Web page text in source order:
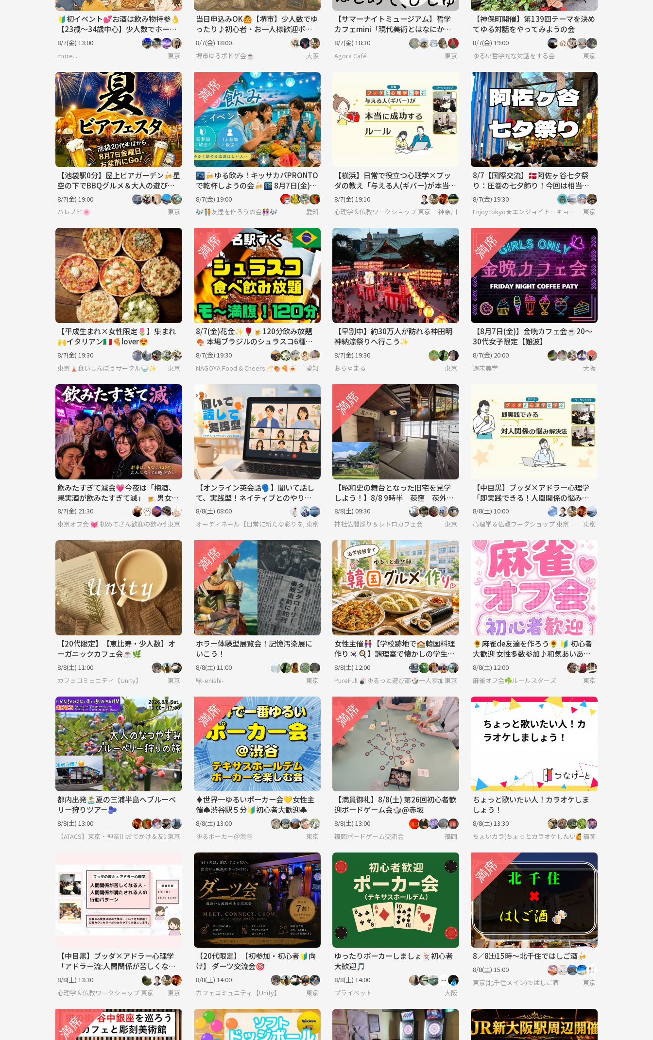
🔰初イベント💕お酒は飲み物持参👌
【23歳～34歳中心】少人数でホーム
パーティーという名のランチ会😋🍴
🎉
8/7(金) 13:00
more...
東京
当日申込みOK🙆【堺市】少人数でゆ
ったり♪初心者・お一人様歓迎ボド
ゲ会
8/7(金) 18:00
堺市ゆるボドゲ会☕️
大阪
【サマーナイトミュージアム】哲学
カフェmini「現代美術とはなにか」
@東京現代美術館※年齢制限有
8/7(金) 18:30
Agora Café
東京
【神保町開催】第139回テーマを決め
てゆる対話をやってみようの会
8/7(金) 19:00
ゆるい哲学的な対話をする会
東京
【池袋駅0分】屋上ビアガーデン🍻星
空の下でBBQグルメ＆大人の遊びで
ワイワイ楽しもう！【20代後半〜50
代前半】
8/7(金) 19:00
ハレノヒ🌸
東京
🌃🍻ゆる飲み！キッサカバPRONTO
で乾杯しようの会🍻🌃 8月7日(金)19
時〜
8/7(金) 19:00
🎶🧑‍🤝‍🧑友達を作ろうの会👭🎶
愛知
【横浜】日常で役立つ心理学×ブッ
ダの教え「与える人(ギバー)が本当に
成功するルール」ワークショップ
8/7(金) 19:10
心理学＆仏教ワークショップ 東京
神奈川
8/7【国際交流】🇩🇰阿佐ヶ谷七夕祭
り：圧巻の七夕飾り！今回は相当国
際交流。【あと2名】
8/7(金) 19:30
EnjoyTokyo★エンジョイトーキョー 〜気持ちだけでも国際
東京
【平成生まれ×女性限定🌷】集まれ
🙌イタリアン🇮🇹🍕lover😍
8/7(金) 19:30
東京🗼食いしんぼうサークル🍚✨
東京
8/7(金)花金✨🌹🍺120分飲み放題
🍖 本場ブラジルのシュラスコ6種＋
ビュッフェ食べ放題＆ブラジルプリ
ン付🍮
8/7(金) 19:30
NAGOYA Food & Cheers🥂🍖🍕🍝
愛知
【早割中】約30万人が訪れる神田明
神納涼祭りへ行こう✨
8/7(金) 19:30
おちゃまる
東京
【8月7日(金)】金晩カフェ会☕️20〜
30代女子限定【難波】
8/7(金) 20:00
週末美学
大阪
飲みたすぎて滅会💗今夜は「梅酒、
果実酒が飲みたすぎて滅」 🍺 男女年
齢地位関係なくフラットに 💞
8/7(金) 21:30
東京オフ会 💓 初めてさん歓迎の飲み会です 💓 男女関係なく純粋に友達作りをしよう✨ 転勤で出てきたばかり～友達が欲しい・地方出身者の方～是非来て下さいね♪ 毎週遊べるほんとうの友達作りをしよう✨
東京
【オンライン英会話🗣️】聞いて話し
て、実践型！ネイティブとのやりと
りで学ぶ英会話🌿
8/8(土) 08:00
オーディネール【日常に新たな彩りを/20代後半〜30代中心(40代少々)の集い】
東京
【昭和史の舞台となった旧宅を見学
しよう！】8/8 9時半 荻窪 荻外
荘 【常連の方参加費還元】
8/8(土) 09:30
神社仏閣巡り＆レトロカフェ会
東京
【中目黒】ブッダ×アドラー心理学
「即実践できる！人間関係の悩み解
決法」ワークショップ-東京
8/8(土) 10:00
心理学＆仏教ワークショップ 東京
東京
【20代限定】【恵比寿・少人数】オ
ーガニックカフェ会☕️🌿
8/8(土) 11:00
カフェコミュニティ【Unity】
東京
ホラー体験型展覧会！記憶汚染展に
いこう！
8/8(土) 11:00
縁-enishi-
東京
女性主催👭【学校跡地で🏫韓国料理
作り🇰🇷🍳】調理室で懐かしの学生気
分🏫.*
8/8(土) 12:00
PureFull 🎳ゆるっと遊び部🎲一人参加でも気軽に気楽に🐥
東京
🌻麻雀de友達を作ろう🌻 🔰 初心者
大歓迎 女性多数参加♪和気あいあい
麻雀オフ会！
8/8(土) 12:00
麻雀オフ会☘️ルールスターズ
東京
都内出発🏝️夏の三浦半島へブルーベ
リー狩りツアー🫐
8/8(土) 13:00
【ATACS】東京・神奈川おでかけ＆友達づくり｜20代30代中心
東京
♦️世界一ゆるいポーカー会💛女性主
催♠️渋谷駅５分🔰初心者大歓迎♣
8/8(土) 13:00
ゆるポーカー＠渋谷
東京
【満員御礼】8/8(土) 第26回初心者歓
迎ボードゲーム会🎲@赤坂
8/8(土) 13:00
福岡ボードゲーム交流会
福岡
ちょっと歌いたい人！カラオケしま
しょう！
8/8(土) 13:30
ちょいカラ(ちょっとカラオケしたい🙋)福岡
【中目黒】ブッダ×アドラー心理学
「アドラー流:人間関係が苦しくなる
人・満たされる人の行動パターン」
ワークショップ-東京
8/8(土) 13:30
心理学＆仏教ワークショップ 東京
東京
【20代限定】【初参加・初心者🔰向
け】 ダーツ交流会🎯
8/8(土) 14:00
カフェコミュニティ【Unity】
東京
ゆったりポーカーしましょ🃏初心者
大歓迎🎵
8/8(土) 14:00
プライベット
大阪
8／8㈯15時〜北千住ではしご酒🍻
8/8(土) 15:00
東京(北千住メイン)ではしご酒
東京